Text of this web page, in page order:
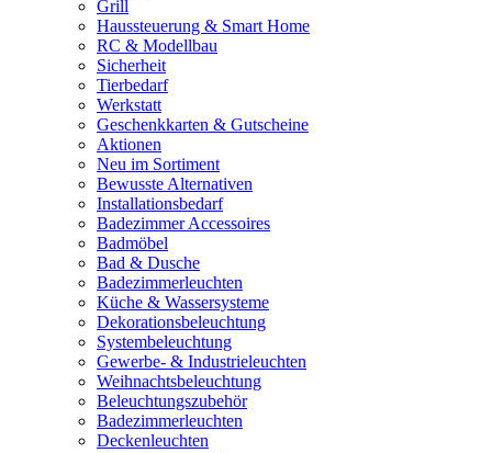
Grill
Haussteuerung & Smart Home
RC & Modellbau
Sicherheit
Tierbedarf
Werkstatt
Geschenkkarten & Gutscheine
Aktionen
Neu im Sortiment
Bewusste Alternativen
Installationsbedarf
Badezimmer Accessoires
Badmöbel
Bad & Dusche
Badezimmerleuchten
Küche & Wassersysteme
Dekorationsbeleuchtung
Systembeleuchtung
Gewerbe- & Industrieleuchten
Weihnachtsbeleuchtung
Beleuchtungszubehör
Badezimmerleuchten
Deckenleuchten